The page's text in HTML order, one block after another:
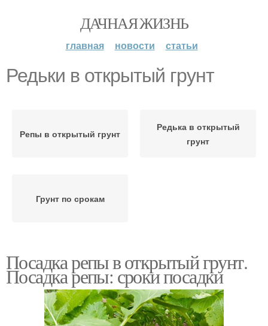
ДАЧНАЯ ЖИЗНЬ
главная новости статьи
Редьки в открытый грунт
Репы в открытый грунт
Редька в открытый
грунт
Грунт по срокам
Посадка репы в открытый грунт.
Посадка репы: сроки посадки